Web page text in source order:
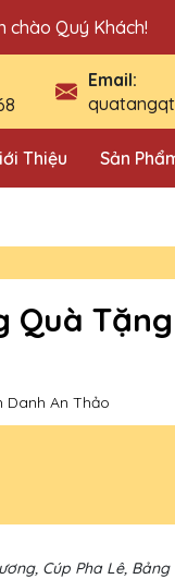
chào Quý Khách!
Email:
Thiệu Sản
Quà
Danh An Thảo
Cúp Pha Lê,